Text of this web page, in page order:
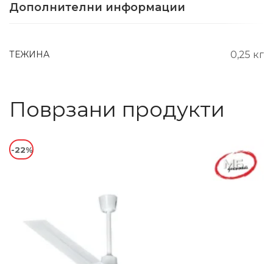
Дополнителни информации
ТЕЖИНА 0,25 кг
Поврзани продукти
-22%